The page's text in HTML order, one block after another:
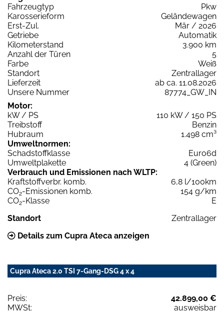
Fahrzeugtyp
Pkw
Karosserieform
Geländewagen
Erst-Zul.
Mär / 2026
Getriebe
Automatik
Kilometerstand
3.900 km
Anzahl der Türen
5
Farbe
Weiß
Standort
Zentrallager
Lieferzeit
ab ca. 11.08.2026
Unsere Nummer
87774_GW_IN
Motor:
kW / PS
110 kW / 150 PS
Treibstoff
Benzin
Hubraum
1.498 cm³
Umweltnormen:
Schadstoffklasse
Euro6d
Umweltplakette
4 (Green)
Verbrauch und Emissionen nach WLTP:
Kraftstoffverbr. komb.
6,8 l/100km
CO2-Emissionen komb.
154 g/km
CO2-Klasse
E
Standort
Zentrallager
Details zum Cupra Ateca anzeigen
Cupra Ateca 2.0 TSI 7-Gang-DSG 4 x 4
Preis:
42.899,00 €
MWSt:
ausweisbar